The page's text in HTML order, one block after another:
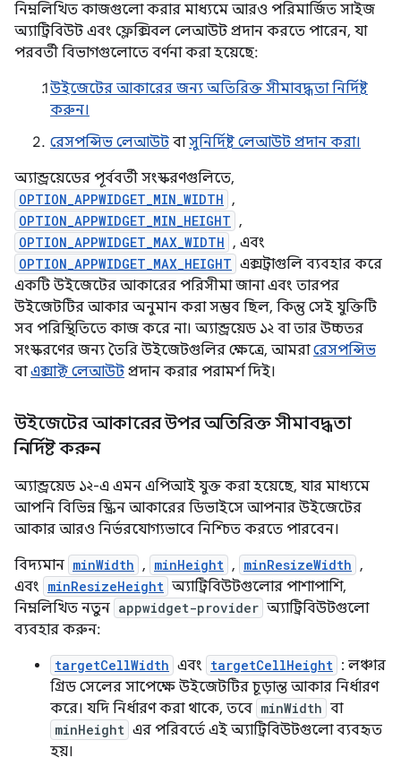
নিম্নলিখিত কাজগুলো করার মাধ্যমে আরও পরিমার্জিত সাইজ
অ্যাট্রিবিউট এবং ফ্লেক্সিবল লেআউট প্রদান করতে পারেন, যা
পরবর্তী বিভাগগুলোতে বর্ণনা করা হয়েছে:
উইজেটের আকারের জন্য অতিরিক্ত সীমাবদ্ধতা নির্দিষ্ট
করুন।
রেসপন্সিভ লেআউট বাসুনির্দিষ্ট লেআউট প্রদান করা।
অ্যান্ড্রয়েডের পূর্ববর্তী সংস্করণগুলিতে,
OPTION_APPWIDGET_MIN_WIDTH ,
OPTION_APPWIDGET_MIN_HEIGHT ,
OPTION_APPWIDGET_MAX_WIDTH , এবং
OPTION_APPWIDGET_MAX_HEIGHT এক্সট্রাগুলি ব্যবহার করে
একটি উইজেটের আকারের পরিসীমা জানা এবং তারপর
উইজেটটির আকার অনুমান করা সম্ভব ছিল, কিন্তু সেই যুক্তিটি
সব পরিস্থিতিতে কাজ করে না। অ্যান্ড্রয়েড ১২ বা তার উচ্চতর
সংস্করণের জন্য তৈরি উইজেটগুলির ক্ষেত্রে, আমরারেসপন্সিভ
বাএক্সাক্ট লেআউট প্রদান করার পরামর্শ দিই।
উইজেটের আকারের উপর অতিরিক্ত সীমাবদ্ধতা
নির্দিষ্ট করুন
অ্যান্ড্রয়েড ১২-এ এমন এপিআই যুক্ত করা হয়েছে, যার মাধ্যমে
আপনি বিভিন্ন স্ক্রিন আকারের ডিভাইসে আপনার উইজেটের
আকার আরও নির্ভরযোগ্যভাবে নিশ্চিত করতে পারবেন।
বিদ্যমান minWidth , minHeight , minResizeWidth ,
এবং minResizeHeight অ্যাট্রিবিউটগুলোর পাশাপাশি,
নিম্নলিখিত নতুন appwidget-provider অ্যাট্রিবিউটগুলো
ব্যবহার করুন:
targetCellWidth এবং targetCellHeight : লঞ্চার
গ্রিড সেলের সাপেক্ষে উইজেটটির চূড়ান্ত আকার নির্ধারণ
করে। যদি নির্ধারণ করা থাকে, তবে minWidth বা
minHeight এর পরিবর্তে এই অ্যাট্রিবিউটগুলো ব্যবহৃত
হয়।